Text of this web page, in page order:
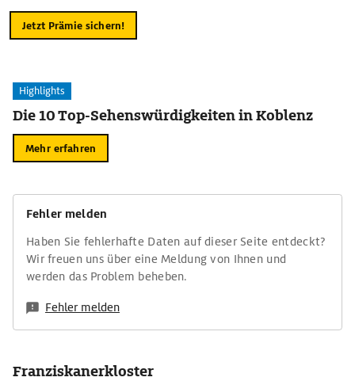
Jetzt Prämie sichern!
Highlights
Die 10 Top-Sehenswürdigkeiten in Koblenz
Mehr erfahren
Fehler melden
Haben Sie fehlerhafte Daten auf dieser Seite entdeckt?
Wir freuen uns über eine Meldung von Ihnen und
werden das Problem beheben.
Fehler melden
Franziskanerkloster